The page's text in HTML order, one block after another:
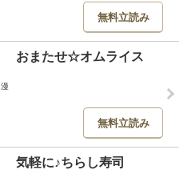
無料立読み
おまたせ☆オムライス
無料立読み
気軽に♪ちらし寿司